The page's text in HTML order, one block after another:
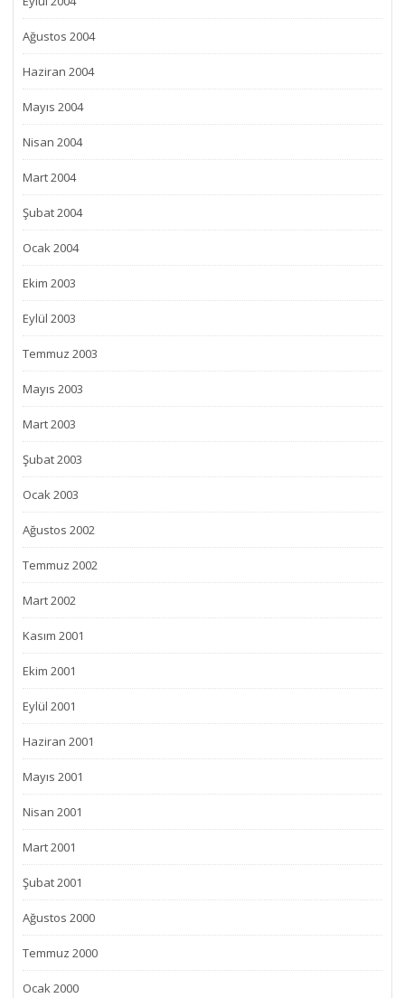
Ağustos 2004
Haziran 2004
Mayıs 2004
Nisan 2004
Mart 2004
Şubat 2004
Ocak 2004
Ekim 2003
Eylül 2003
Temmuz 2003
Mayıs 2003
Mart 2003
Şubat 2003
Ocak 2003
Ağustos 2002
Temmuz 2002
Mart 2002
Kasım 2001
Ekim 2001
Eylül 2001
Haziran 2001
Mayıs 2001
Nisan 2001
Mart 2001
Şubat 2001
Ağustos 2000
Temmuz 2000
Ocak 2000